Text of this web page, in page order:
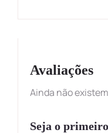
Avaliações
Ainda não
Seja o